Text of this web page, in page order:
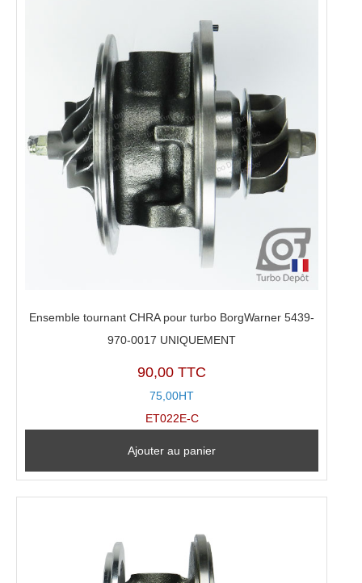
Ensemble tournant CHRA pour turbo BorgWarner 5439-
970-0017 UNIQUEMENT
90,00 TTC
75,00HT
ET022E-C
Ajouter au panier